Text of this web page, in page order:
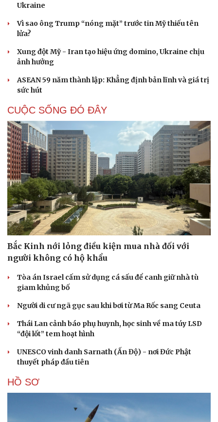
Ukraine
Vì sao ông Trump “nóng mặt” trước tin Mỹ thiếu tên
lửa?
Xung đột Mỹ - Iran tạo hiệu ứng domino, Ukraine chịu
ảnh hưởng
ASEAN 59 năm thành lập: Khẳng định bản lĩnh và giá trị
sức hút
CUỘC SỐNG ĐÓ ĐÂY
Bắc Kinh nới lỏng điều kiện mua nhà đối với
người không có hộ khẩu
Tòa án Israel cấm sử dụng cá sấu để canh giữ nhà tù
giam khủng bố
Người di cư ngã gục sau khi bơi từ Ma Rốc sang Ceuta
Thái Lan cảnh báo phụ huynh, học sinh về ma túy LSD
“đội lốt” tem hoạt hình
UNESCO vinh danh Sarnath (Ấn Độ) - nơi Đức Phật
thuyết pháp đầu tiên
HỒ SƠ